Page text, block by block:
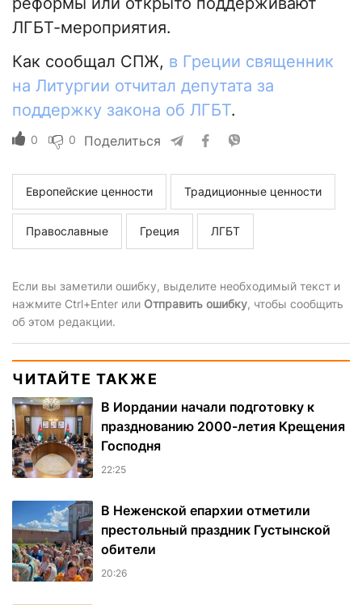
ЛГБТ-мероприятия.
Как сообщал СПЖ, в Греции священник
на Литургии отчитал депутата за
поддержку закона об ЛГБТ.
0 0 Поделиться
Европейские ценности Традиционные ценности
Православные Греция ЛГБТ
Если вы заметили ошибку, выделите необходимый текст и
нажмите Ctrl+Enter или Отправить ошибку, чтобы сообщить
об этом редакции.
ЧИТАЙТЕ ТАКЖЕ
В Иордании начали подготовку к
празднованию 2000-летия Крещения
Господня
22:25
В Неженской епархии отметили
престольный праздник Густынской
обители
20:26